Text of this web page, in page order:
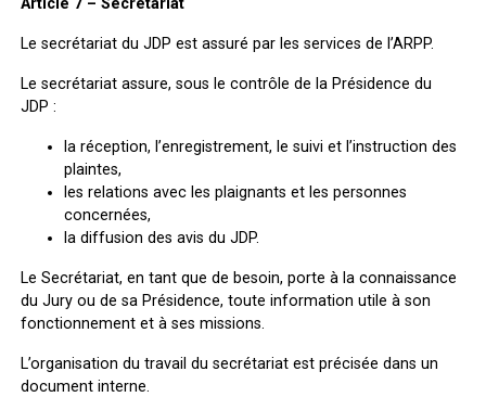
Le secrétariat du JDP est assuré par les services de l’ARPP.
Le secrétariat assure, sous le contrôle de la Présidence du
JDP :
la réception, l’enregistrement, le suivi et l’instruction des
plaintes,
les relations avec les plaignants et les personnes
concernées,
la diffusion des avis du JDP.
Le Secrétariat, en tant que de besoin, porte à la connaissance
du Jury ou de sa Présidence, toute information utile à son
fonctionnement et à ses missions.
L’organisation du travail du secrétariat est précisée dans un
document interne.